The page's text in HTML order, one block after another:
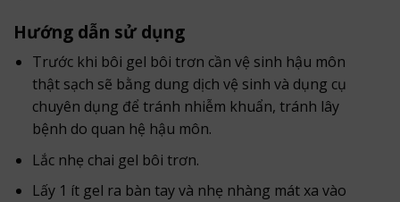
Hướng dẫn sử dụng
Trước khi bôi gel bôi trơn cần vệ sinh hậu môn
thật sạch sẽ bằng dung dịch vệ sinh và dụng cụ
chuyên dụng để tránh nhiễm khuẩn, tránh lây
bệnh do quan hệ hậu môn.
Lắc nhẹ chai gel bôi trơn.
Lấy 1 ít gel ra bàn tay và nhẹ nhàng mát xa vào